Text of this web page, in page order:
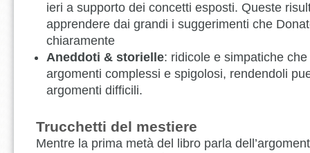
ieri a supporto dei concetti esposti. Queste
apprendere dai grandi i suggerimenti che
chiaramente
Aneddoti & storielle: ridicole e simpatiche
argomenti complessi e spigolosi, rendendoli
argomenti difficili.
Trucchetti del mestiere
Mentre la prima metà del libro parla